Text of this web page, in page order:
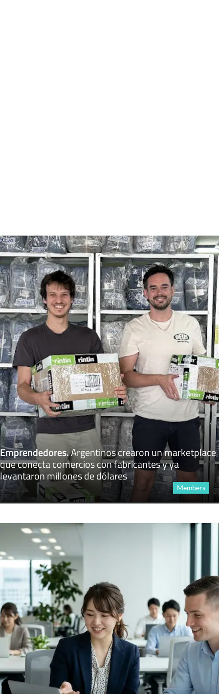
Emprendedores.Argentinos crearon un marketplace
que conecta comercios con fabricantes y ya
levantaron millones de dólares
Members